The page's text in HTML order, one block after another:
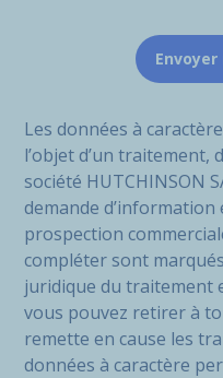
Les données à
l’objet d’un traitement,
société HUTCHINSON
demande d’information
prospection
compléter sont
juridique du traitement
vous pouvez retirer à
remette en cause les
données à caractère